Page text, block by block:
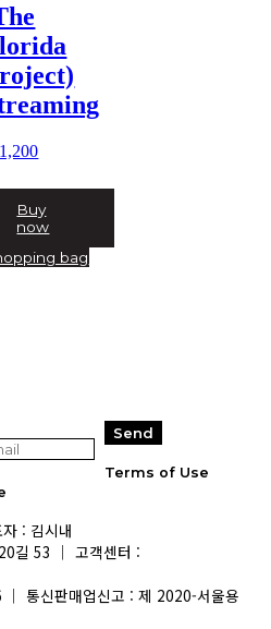
1,200
Buy
now
bag
Terms of Use
: 김시내
길 53 │ 고객센터 :
통신판매업신고 : 제 2020-서울용